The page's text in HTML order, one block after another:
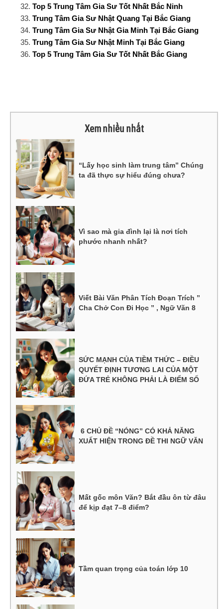
Top 5 Trung Tâm Gia Sư Tốt Nhất Bắc Ninh
Trung Tâm Gia Sư Nhật Quang Tại Bắc Giang
Trung Tâm Gia Sư Nhật Gia Minh Tại Bắc Giang
Trung Tâm Gia Sư Nhật Minh Tại Bắc Giang
Top 5 Trung Tâm Gia Sư Tốt Nhất Bắc Giang
Xem nhiều nhất
“Lấy học sinh làm trung tâm” Chúng
ta đã thực sự hiểu đúng chưa?
Vì sao mà gia đình lại là nơi tích
phước nhanh nhất?
Viết Bài Văn Phân Tích Đoạn Trích ”
Cha Chở Con Đi Học ” , Ngữ Văn 8
SỨC MẠNH CỦA TIỀM THỨC – ĐIỀU
QUYẾT ĐỊNH TƯƠNG LAI CỦA MỘT
ĐỨA TRẺ KHÔNG PHẢI LÀ ĐIỂM SỐ
6 CHỦ ĐỀ “NÓNG” CÓ KHẢ NĂNG
XUẤT HIỆN TRONG ĐỀ THI NGỮ VĂN
Mất gốc môn Văn? Bắt đầu ôn từ đâu
để kịp đạt 7–8 điểm?
Tầm quan trọng của toán lớp 10